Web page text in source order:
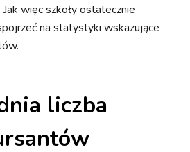
więc szkoły ostatecznie
na statystyki wskazujące
liczba